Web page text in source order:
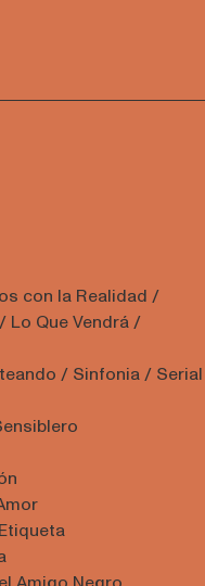
con la Realidad /
Lo Que Vendrá /
/ Sinfonia / Serial